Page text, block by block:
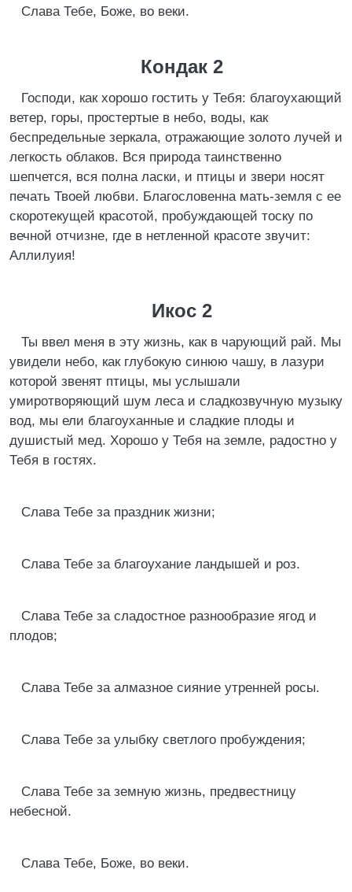
Слава Тебе, Боже, во веки.
Кондак 2
Господи, как хорошо гостить у Тебя: благоухающий
ветер, горы, простертые в небо, воды, как
беспредельные зеркала, отражающие золото лучей и
легкость облаков. Вся природа таинственно
шепчется, вся полна ласки, и птицы и звери носят
печать Твоей любви. Благословенна мать-земля с ее
скоротекущей красотой, пробуждающей тоску по
вечной отчизне, где в нетленной красоте звучит:
Аллилуия!
Икос 2
Ты ввел меня в эту жизнь, как в чарующий рай. Мы
увидели небо, как глубокую синюю чашу, в лазури
которой звенят птицы, мы услышали
умиротворяющий шум леса и сладкозвучную музыку
вод, мы ели благоуханные и сладкие плоды и
душистый мед. Хорошо у Тебя на земле, радостно у
Тебя в гостях.
Слава Тебе за праздник жизни;
Слава Тебе за благоухание ландышей и роз.
Слава Тебе за сладостное разнообразие ягод и
плодов;
Слава Тебе за алмазное сияние утренней росы.
Слава Тебе за улыбку светлого пробуждения;
Слава Тебе за земную жизнь, предвестницу
небесной.
Слава Тебе, Боже, во веки.